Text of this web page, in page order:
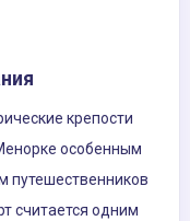
крепости
особенным
путешественников
считается одним